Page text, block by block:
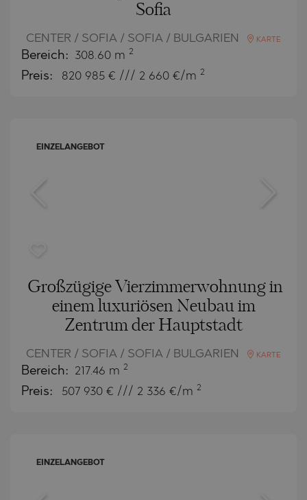
Sofia
CENTER / SOFIA / SOFIA / BULGARIEN KARTE
Bereich: 308.60 m 2
Preis: 820 985 € /// 2 660 €/m 2
EINZELANGEBOT
Großzügige Vierzimmerwohnung in
einem luxuriösen Neubau im
Zentrum der Hauptstadt
CENTER / SOFIA / SOFIA / BULGARIEN KARTE
Bereich: 217.46 m 2
Preis: 507 930 € /// 2 336 €/m 2
EINZELANGEBOT